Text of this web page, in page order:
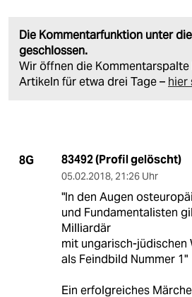
Die Kommentarfunktion unter
geschlossen.
Wir öffnen die
Artikeln für etwa drei Tage – hier
8G 83492 (Profil gelöscht)
05.02.2018, 21:26 Uhr
"In den Augen
und Fundamentalisten
Milliardär
mit ungarisch-jüdischen
als Feindbild Nummer 1"
Ein erfolgreiches